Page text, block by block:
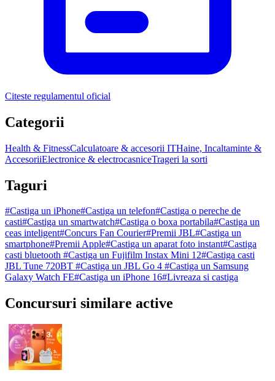
Citeste regulamentul oficial
Categorii
Health & FitnessCalculatoare & accesorii ITHaine, Incaltaminte &
AccesoriiElectronice & electrocasniceTrageri la sorti
Taguri
#Castiga un iPhone#Castiga un telefon#Castiga o pereche de
casti#Castiga un smartwatch#Castiga o boxa portabila#Castiga un
ceas inteligent#Concurs Fan Courier#Premii JBL#Castiga un
smartphone#Premii Apple#Castiga un aparat foto instant#Castiga
casti bluetooth #Castiga un Fujifilm Instax Mini 12#Castiga casti
JBL Tune 720BT #Castiga un JBL Go 4 #Castiga un Samsung
Galaxy Watch FE#Castiga un iPhone 16#Livreaza si castiga
Concursuri similare active